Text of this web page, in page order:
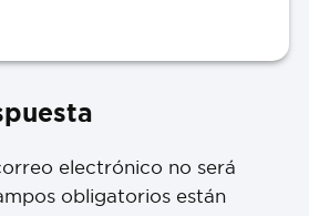
electrónico no será
obligatorios están